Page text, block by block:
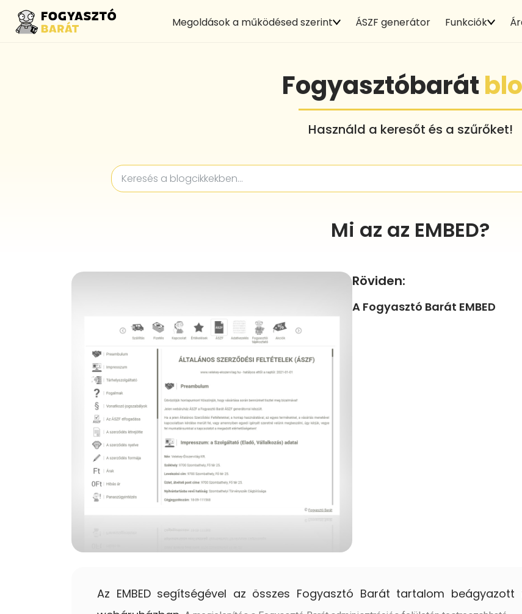
Megoldások a működésed szerint ÁSZF generátor Funkciók
Fogyasztóbarát
Használd a keresőt és a szűrőket!
Mi az az EMBED?
Röviden:
A Fogyasztó Barát EMBED
Az EMBED segítségével az összes Fogyasztó Barát tartalom